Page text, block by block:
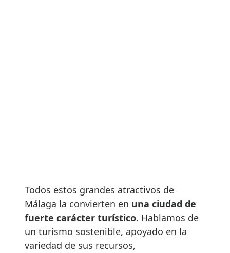
Todos estos grandes atractivos de
Málaga la convierten en una ciudad de
fuerte carácter turístico. Hablamos de
un turismo sostenible, apoyado en la
variedad de sus recursos,